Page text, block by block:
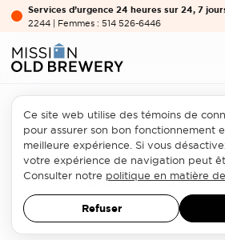
Services d’urgence 24 heures sur 24, 7
2244 | Femmes : 514 526-6446
Secteur de
Itinérance : une
requiert d’autres
ACTUALITÉ 19
Ce site web utilise des témoins de
pour assurer son bon fonctionnement
meilleure expérience. Si vous
votre expérience de navigation peut
Consulter notre politique en matière
Refuser